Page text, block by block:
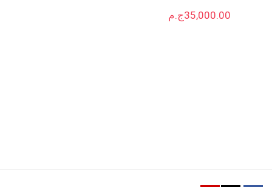
ج.م35,000.00